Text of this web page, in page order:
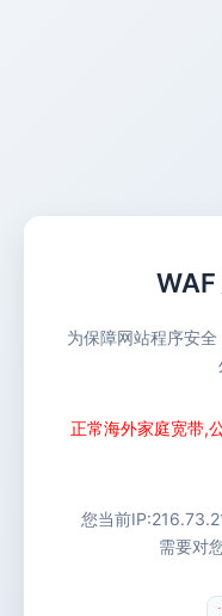
WAF
为保障网站程序安
正常海外家庭宽带,
您当前IP:
需要对